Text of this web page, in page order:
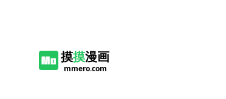
摸摸漫画
mmero.com